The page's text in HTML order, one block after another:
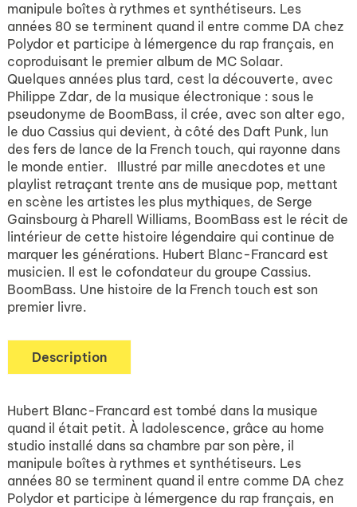
manipule boîtes à rythmes et synthétiseurs. Les
années 80 se terminent quand il entre comme DA chez
Polydor et participe à lémergence du rap français, en
coproduisant le premier album de MC Solaar.
Quelques années plus tard, cest la découverte, avec
Philippe Zdar, de la musique électronique : sous le
pseudonyme de BoomBass, il crée, avec son alter ego,
le duo Cassius qui devient, à côté des Daft Punk, lun
des fers de lance de la French touch, qui rayonne dans
le monde entier. Illustré par mille anecdotes et une
playlist retraçant trente ans de musique pop, mettant
en scène les artistes les plus mythiques, de Serge
Gainsbourg à Pharell Williams, BoomBass est le récit de
lintérieur de cette histoire légendaire qui continue de
marquer les générations. Hubert Blanc-Francard est
musicien. Il est le cofondateur du groupe Cassius.
BoomBass. Une histoire de la French touch est son
premier livre.
Description
Hubert Blanc-Francard est tombé dans la musique
quand il était petit. À ladolescence, grâce au home
studio installé dans sa chambre par son père, il
manipule boîtes à rythmes et synthétiseurs. Les
années 80 se terminent quand il entre comme DA chez
Polydor et participe à lémergence du rap français, en